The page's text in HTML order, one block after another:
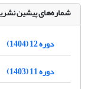
شماره‌های پیشین
دوره 12 (1404)
دوره 11 (1403)